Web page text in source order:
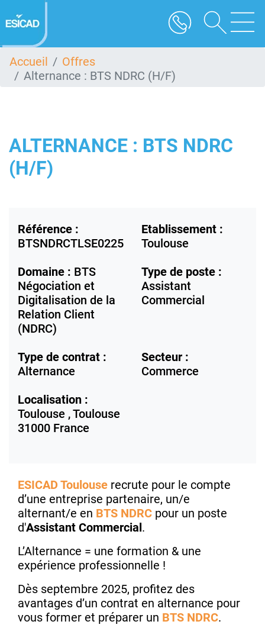
au
contenu
Accueil
Offres
Alternance : BTS NDRC (H/F)
ALTERNANCE : BTS NDRC
(H/F)
Référence :
BTSNDRCTLSE0225
Etablissement :
Toulouse
Domaine : BTS
Négociation et
Digitalisation de la
Relation Client
(NDRC)
Type de poste :
Assistant
Commercial
Type de contrat :
Alternance
Secteur :
Commerce
Localisation :
Toulouse ,Toulouse
31000 France
ESICAD Toulouse recrute pour le compte
d’une entreprise partenaire, un/e
alternant/e en BTS NDRC pour un poste
d'Assistant Commercial .
L’Alternance = une formation & une
expérience professionnelle !
Dès septembre 2025, profitez des
avantages d’un contrat en alternance pour
vous former et préparer un BTS NDRC.